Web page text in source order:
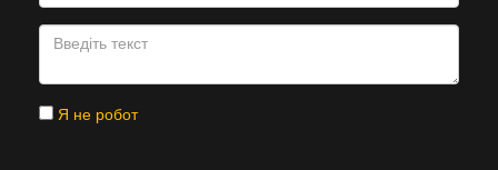
Я не робот